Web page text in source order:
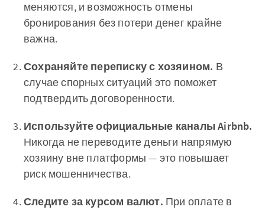
меняются, и возможность отмены
бронирования без потери денег крайне
важна.
Сохраняйте переписку с хозяином. В
случае спорных ситуаций это поможет
подтвердить договоренности.
Используйте официальные каналы Airbnb.
Никогда не переводите деньги напрямую
хозяину вне платформы — это повышает
риск мошенничества.
Следите за курсом валют. При оплате в